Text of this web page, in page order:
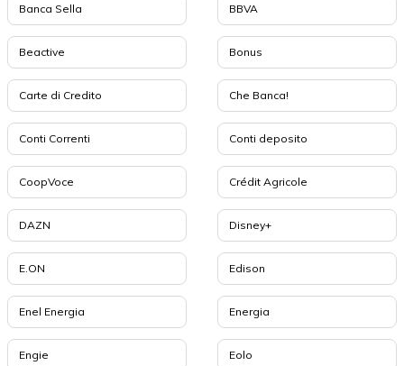
Banca Sella BBVA
Beactive Bonus
Carte di Credito Che Banca!
Conti Correnti Conti deposito
CoopVoce Crédit Agricole
DAZN Disney+
E.ON Edison
Enel Energia Energia
Engie Eolo